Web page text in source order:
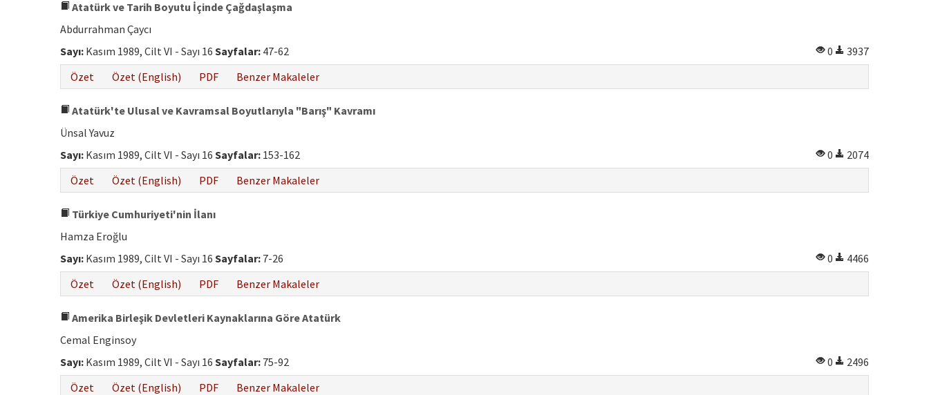
Atatürk ve Tarih Boyutu İçinde Çağdaşlaşma
Abdurrahman Çaycı
Sayı: Kasım 1989, Cilt VI - Sayı 16 Sayfalar: 47-62 0
3937
Özet
Özet (English) PDF Benzer Makaleler
Atatürk'te Ulusal ve Kavramsal Boyutlarıyla "Barış" Kavramı
Ünsal Yavuz
Sayı: Kasım 1989, Cilt VI - Sayı 16 Sayfalar: 153-162 0
2074
Özet
Özet (English) PDF Benzer Makaleler
Türkiye Cumhuriyeti'nin İlanı
Hamza Eroğlu
Sayı: Kasım 1989, Cilt VI - Sayı 16 Sayfalar: 7-26 0
4466
Özet
Özet (English) PDF Benzer Makaleler
Amerika Birleşik Devletleri Kaynaklarına Göre Atatürk
Cemal Enginsoy
Sayı: Kasım 1989, Cilt VI - Sayı 16 Sayfalar: 75-92 0
2496
Özet
Özet (English) PDF Benzer Makaleler